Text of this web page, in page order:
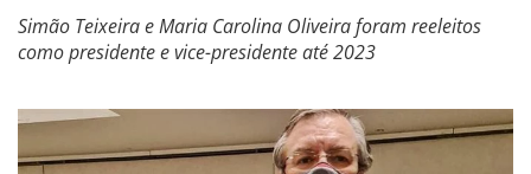
Simão Teixeira e Maria Carolina Oliveira foram reeleitos
como presidente e vice-presidente até 2023